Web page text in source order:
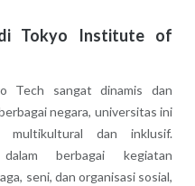
di Tokyo Institute of
Tech sangat dinamis dan
negara, universitas ini
multikultural dan inklusif.
berbagai kegiatan
seni, dan organisasi sosial,